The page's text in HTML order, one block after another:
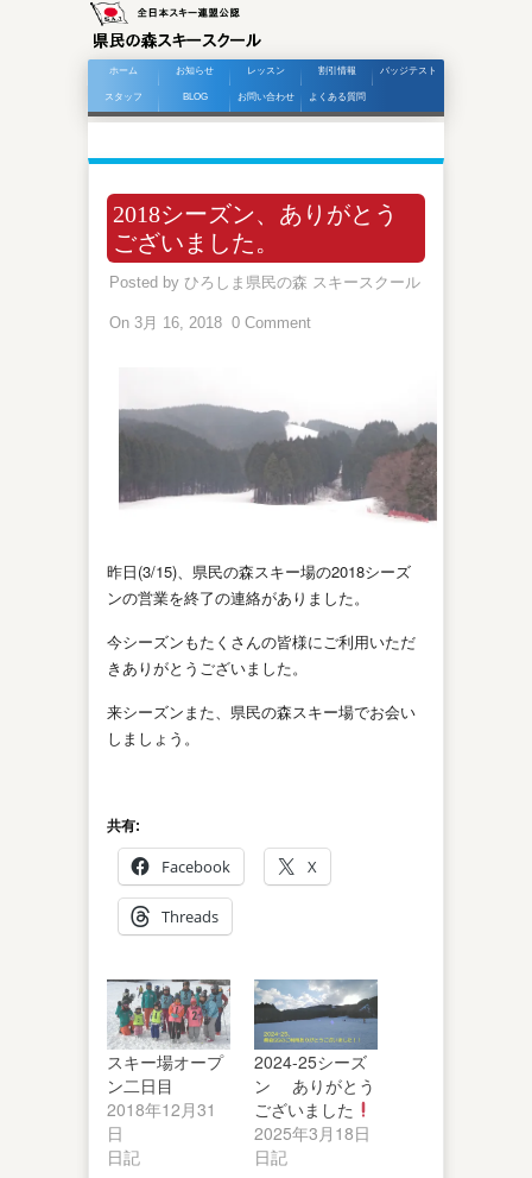
ホーム お知らせ レッスン 割引情報 バッジテスト
スタッフ BLOG お問い合わせ よくある質問
2018シーズン、ありがとう
ございました。
Posted by ひろしま県民の森 スキースクール
On 3月 16, 2018 0 Comment
昨日(3/15)、県民の森スキー場の2018シーズ
ンの営業を終了の連絡がありました。
今シーズンもたくさんの皆様にご利用いただ
きありがとうございました。
来シーズンまた、県民の森スキー場でお会い
しましょう。
共有:
Facebook X
Threads
スキー場オープ
ン二日目
2018年12月31
日
日記
2024-25シーズ
ン ありがとう
ございました
2025年3月18日
日記